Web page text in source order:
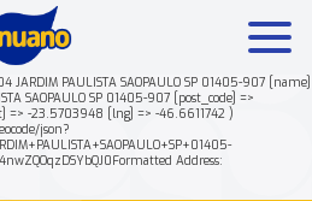
JARDIM PAULISTA SAOPAULO SP 01405-907 [name]
SAOPAULO SP 01405-907 [post_code] =>
=> -23.5703948 [lng] => -46.6611742 )
json?
Address:
Minuano Rende +